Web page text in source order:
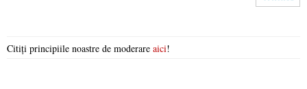
Citiți principiile noastre de moderare aici!